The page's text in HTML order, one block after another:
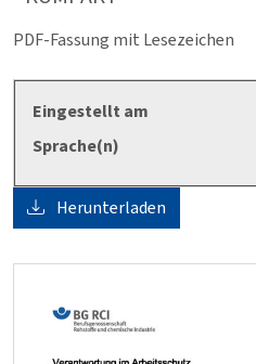
PDF-Fassung mit Lesezeichen
Eingestellt am
Sprache(n)
Herunterladen